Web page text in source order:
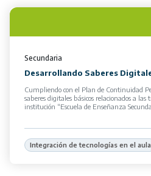
Secundaria
Desarrollando Saberes
Cumpliendo con el Plan de Continuidad
saberes digitales básicos relacionados a las
institución “Escuela de Enseñanza
Integración de tecnologías en el aula